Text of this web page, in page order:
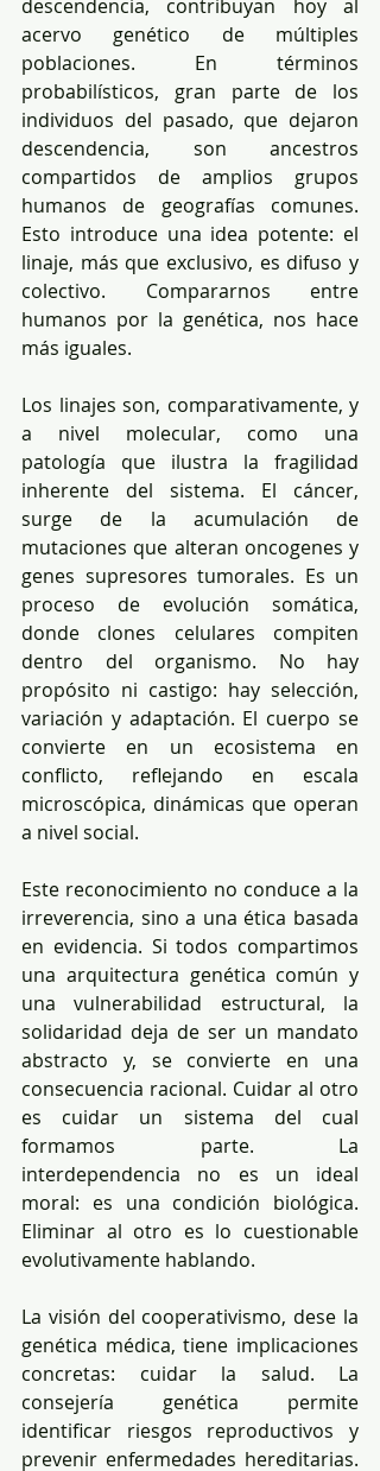
descendencia, contribuyan hoy al
acervo genético de múltiples
poblaciones. En términos
probabilísticos, gran parte de los
individuos del pasado, que dejaron
descendencia, son ancestros
compartidos de amplios grupos
humanos de geografías comunes.
Esto introduce una idea potente: el
linaje, más que exclusivo, es difuso y
colectivo. Compararnos entre
humanos por la genética, nos hace
más iguales.
Los linajes son, comparativamente, y
a nivel molecular, como una
patología que ilustra la fragilidad
inherente del sistema. El cáncer,
surge de la acumulación de
mutaciones que alteran oncogenes y
genes supresores tumorales. Es un
proceso de evolución somática,
donde clones celulares compiten
dentro del organismo. No hay
propósito ni castigo: hay selección,
variación y adaptación. El cuerpo se
convierte en un ecosistema en
conflicto, reflejando en escala
microscópica, dinámicas que operan
a nivel social.
Este reconocimiento no conduce a la
irreverencia, sino a una ética basada
en evidencia. Si todos compartimos
una arquitectura genética común y
una vulnerabilidad estructural, la
solidaridad deja de ser un mandato
abstracto y, se convierte en una
consecuencia racional. Cuidar al otro
es cuidar un sistema del cual
formamos parte. La
interdependencia no es un ideal
moral: es una condición biológica.
Eliminar al otro es lo cuestionable
evolutivamente hablando.
La visión del cooperativismo, dese la
genética médica, tiene implicaciones
concretas: cuidar la salud. La
consejería genética permite
identificar riesgos reproductivos y
prevenir enfermedades hereditarias.